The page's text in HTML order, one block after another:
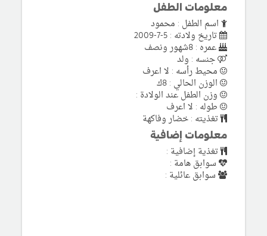
معلومات الطفل
اسم الطفل : محمود
تاريخ ولادته : 5-7-2009
عمره : 8شهور ونصف
جنسه : ولد
محيط رأسه : لا اعرف
الوزن الحالي : 8ك
وزن الطفل عند الولادة :
طوله : لا اعرف
تغذيته : خضار وفاكهة
معلومات إضافية
تغذية إضافية :
سوابق هامة :
سوابق عائلية :